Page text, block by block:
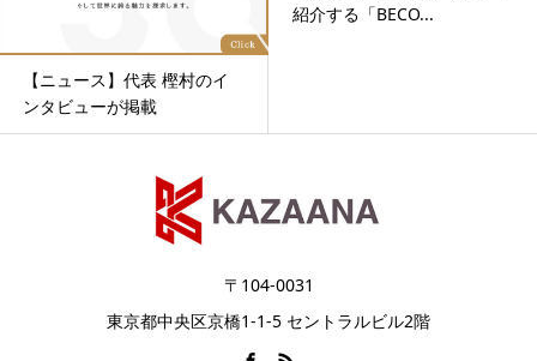
【ニュース】代表 樫村のイ
ンタビューが掲載
紹介する「BECO...
〒104-0031
東京都中央区京橋1-1-5 セントラルビル2階